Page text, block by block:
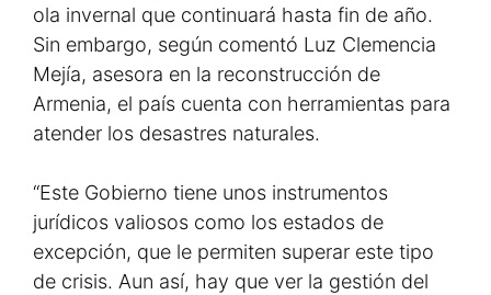
ola invernal que continuará hasta fin de año.
Sin embargo, según comentó Luz Clemencia
Mejía, asesora en la reconstrucción de
Armenia, el país cuenta con herramientas para
atender los desastres naturales.
“Este Gobierno tiene unos instrumentos
jurídicos valiosos como los estados de
excepción, que le permiten superar este tipo
de crisis. Aun así, hay que ver la gestión del